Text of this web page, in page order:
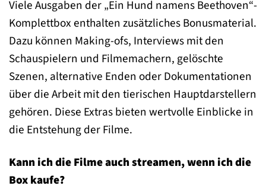
Viele Ausgaben der „Ein Hund namens Beethoven“-
Komplettbox enthalten zusätzliches Bonusmaterial.
Dazu können Making-ofs, Interviews mit den
Schauspielern und Filmemachern, gelöschte
Szenen, alternative Enden oder Dokumentationen
über die Arbeit mit den tierischen Hauptdarstellern
gehören. Diese Extras bieten wertvolle Einblicke in
die Entstehung der Filme.
Kann ich die Filme auch streamen, wenn ich die
Box kaufe?